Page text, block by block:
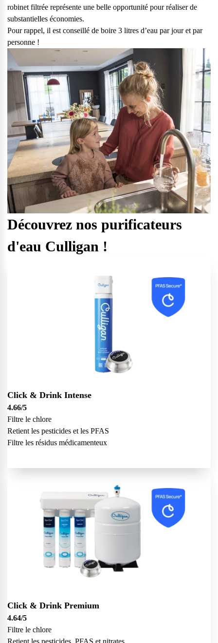
robinet filtrée représente une belle opportunité pour réaliser de
substantielles économies.
Pour rappel, il est conseillé de boire 3 litres d’eau par jour et par
personne !
Découvrez nos purificateurs
d'eau Culligan !
Click & Drink Intense
4.66/5
Filtre le chlore
Retient les pesticides et les PFAS
Filtre les résidus médicamenteux
Click & Drink Premium
4.64/5
Filtre le chlore
Retient les pesticides, PFAS et nitrates